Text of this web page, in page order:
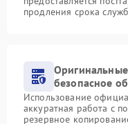
продления срока
безопасное
Использование
аккуратная работа с
резервное